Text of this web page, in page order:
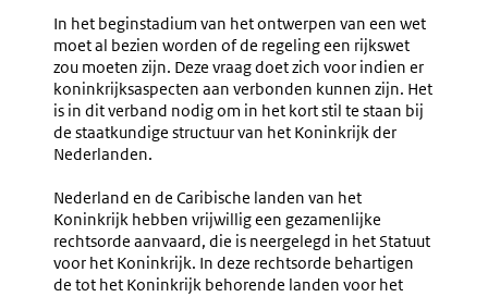
In het beginstadium van het ontwerpen van een wet
moet al bezien worden of de regeling een rijkswet
zou moeten zijn. Deze vraag doet zich voor indien er
koninkrijksaspecten aan verbonden kunnen zijn. Het
is in dit verband nodig om in het kort stil te staan bij
de staatkundige structuur van het Koninkrijk der
Nederlanden.
Nederland en de Caribische landen van het
Koninkrijk hebben vrijwillig een gezamenlijke
rechtsorde aanvaard, die is neergelegd in het Statuut
voor het Koninkrijk. In deze rechtsorde behartigen
de tot het Koninkrijk behorende landen voor het